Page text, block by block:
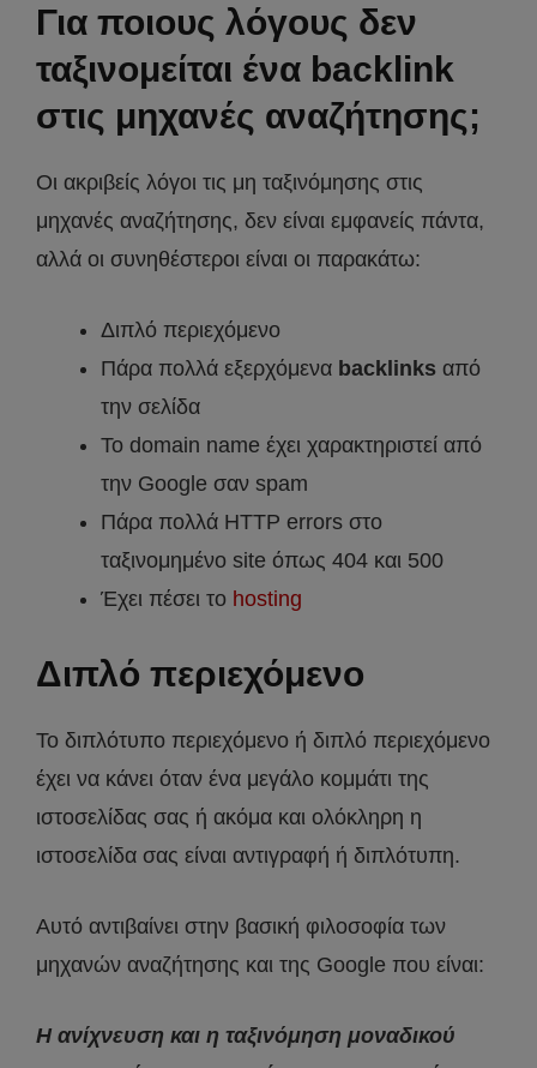
Για ποιους λόγους δεν
ταξινομείται ένα backlink
στις μηχανές αναζήτησης;
Οι ακριβείς λόγοι τις μη ταξινόμησης στις
μηχανές αναζήτησης, δεν είναι εμφανείς πάντα,
αλλά οι συνηθέστεροι είναι οι παρακάτω:
Διπλό περιεχόμενο
Πάρα πολλά εξερχόμενα backlinks από
την σελίδα
Το domain name έχει χαρακτηριστεί από
την Google σαν spam
Πάρα πολλά HTTP errors στο
ταξινομημένο site όπως 404 και 500
Έχει πέσει το hosting
Διπλό περιεχόμενο
Το διπλότυπο περιεχόμενο ή διπλό περιεχόμενο
έχει να κάνει όταν ένα μεγάλο κομμάτι της
ιστοσελίδας σας ή ακόμα και ολόκληρη η
ιστοσελίδα σας είναι αντιγραφή ή διπλότυπη.
Αυτό αντιβαίνει στην βασική φιλοσοφία των
μηχανών αναζήτησης και της Google που είναι:
Η ανίχνευση και η ταξινόμηση μοναδικού